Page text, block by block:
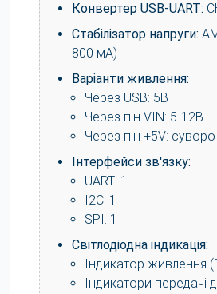
Конвертер USB-UART:
Стабілізатор напруги:
800 мА)
Варіанти живлення:
Через USB: 5В
Через пін VIN: 5-12В
Через пін +5V:
Інтерфейси зв'язку:
UART: 1
I2C: 1
SPI: 1
Світлодіодна індикація:
Індикатор живлення
Індикатори передачі